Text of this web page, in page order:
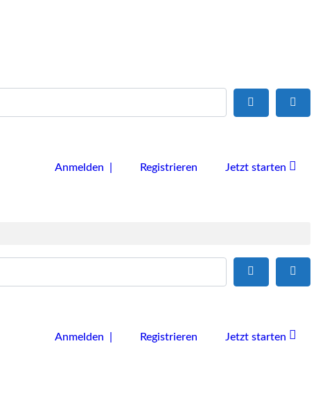
Anmelden | Registrieren Jetzt starten
Anmelden | Registrieren Jetzt starten